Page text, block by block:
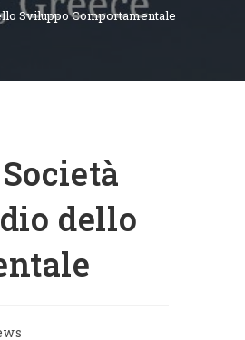
Sviluppo Comportamentale
dello